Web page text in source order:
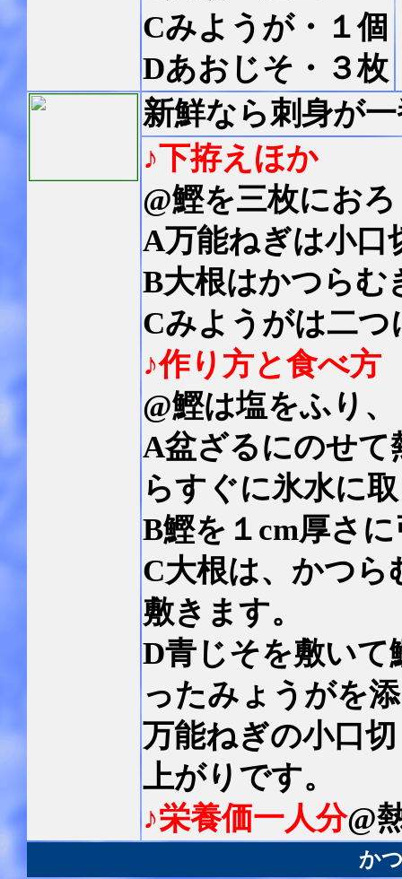
Cみようが・１個
Dあおじそ・３枚
新鮮なら刺身が
♪下拵えほか
@鰹を三枚にお
A万能ねぎは小口
B大根はかつらむ
Cみようがは二つ
♪作り方と食べ方
@鰹は塩をふり
A盆ざるにのせて
らすぐに氷水に
B鰹を１cm厚さ
C大根は、かつ
敷きます。
D青じそを敷いて
ったみょうがを
万能ねぎの小口
上がりです。
♪栄養価一人分@
か